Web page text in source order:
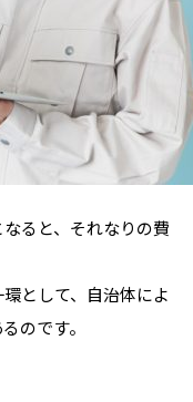
ると、それなりの費
として、自治体によ
のです。